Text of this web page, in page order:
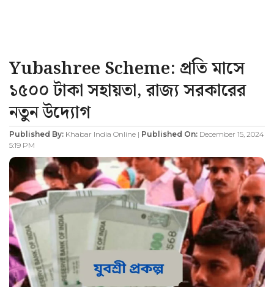
Yubashree Scheme: প্রতি মাসে
১৫০০ টাকা সহায়তা, রাজ্য সরকারের
নতুন উদ্যোগ
Published By: Khabar India Online | Published On: December 15, 2024
5:19 PM